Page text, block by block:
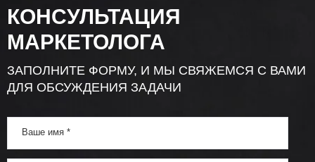
КОНСУЛЬТАЦИЯ
МАРКЕТОЛОГА
ЗАПОЛНИТЕ ФОРМУ, И МЫ СВЯЖЕМСЯ С ВАМИ
ДЛЯ ОБСУЖДЕНИЯ ЗАДАЧИ